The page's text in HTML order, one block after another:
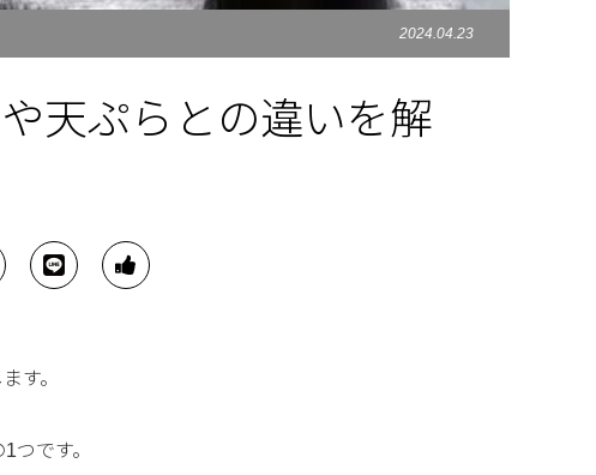
2024.04.23
天ぷらとの違いを解
す。
つです。